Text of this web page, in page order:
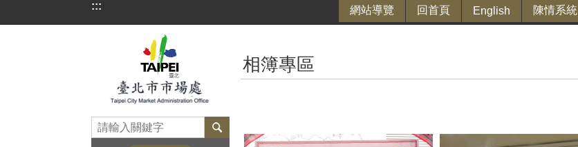
跳到主要內容區塊
::: 網站導覽 回首頁 English 陳情系統
相簿專區